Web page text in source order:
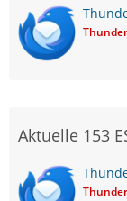
Thunder
Aktuelle 153
Thunder